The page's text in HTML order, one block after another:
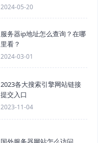
2024-05-20
服务器ip地址怎么查询？在哪
里看？
2024-03-01
2023各大搜索引擎网站链接
提交入口
2023-11-04